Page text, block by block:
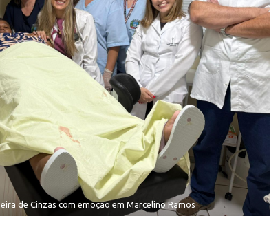
de Cinzas com emoção em Marcelino Ramos